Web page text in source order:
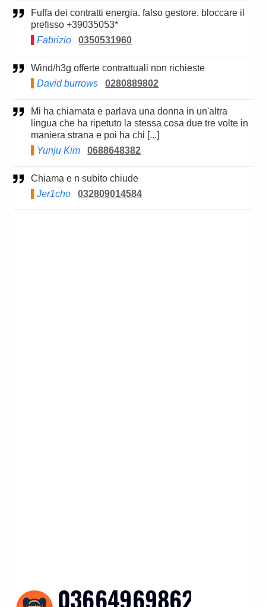
Fuffa dei contratti energia. falso gestore. bloccare il
prefisso +39035053*
Fabrizio
0350531960
Wind/h3g offerte contrattuali non richieste
David burrows
0280889802
Mi ha chiamata e parlava una donna in un'altra
lingua che ha ripetuto la stessa cosa due tre volte in
maniera strana e poi ha chi [...]
Yunju Kim
0688648382
Chiama e n subito chiude
Jer1cho
032809014584